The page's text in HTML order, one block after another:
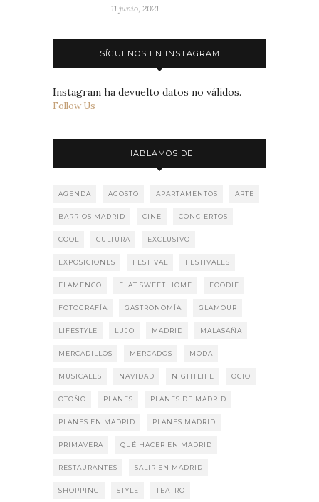
11 junio, 2021
SÍGUENOS EN INSTAGRAM
Instagram ha devuelto datos no válidos.
Follow Us
HABLAMOS DE
AGENDA AGOSTO APARTAMENTOS ARTE
BARRIOS MADRID CINE CONCIERTOS
COOL CULTURA EXCLUSIVO
EXPOSICIONES FESTIVAL FESTIVALES
FLAMENCO FLAT SWEET HOME FOODIE
FOTOGRAFÍA GASTRONOMÍA GLAMOUR
LIFESTYLE LUJO MADRID MALASAÑA
MERCADILLOS MERCADOS MODA
MUSICALES NAVIDAD NIGHTLIFE OCIO
OTOÑO PLANES PLANES DE MADRID
PLANES EN MADRID PLANES MADRID
PRIMAVERA QUÉ HACER EN MADRID
RESTAURANTES SALIR EN MADRID
SHOPPING STYLE TEATRO